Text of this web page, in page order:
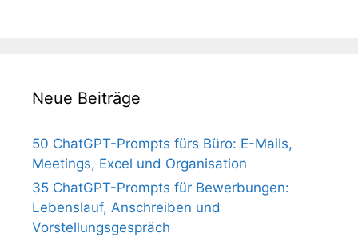
Neue Beiträge
50 ChatGPT-Prompts fürs Büro: E-Mails,
Meetings, Excel und Organisation
35 ChatGPT-Prompts für Bewerbungen:
Lebenslauf, Anschreiben und
Vorstellungsgespräch